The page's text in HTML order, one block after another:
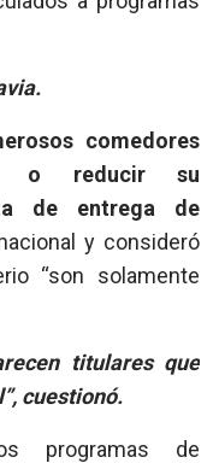
comedores
o reducir su
de entrega de
y consideró
“son solamente
titulares que
cuestionó.
programas de